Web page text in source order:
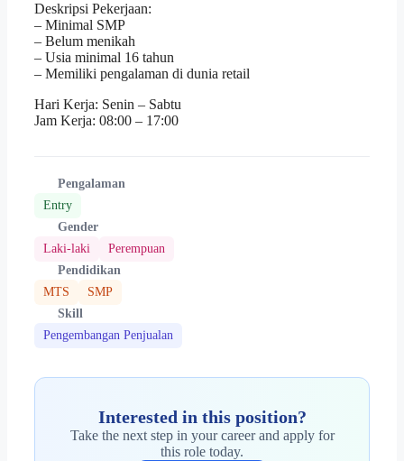
Deskripsi Pekerjaan:
– Minimal SMP
– Belum menikah
– Usia minimal 16 tahun
– Memiliki pengalaman di dunia retail
Hari Kerja: Senin – Sabtu
Jam Kerja: 08:00 – 17:00
Pengalaman
Entry
Gender
Laki-laki
Perempuan
Pendidikan
MTS
SMP
Skill
Pengembangan Penjualan
Interested in this position?
Take the next step in your career and apply for
this role today.